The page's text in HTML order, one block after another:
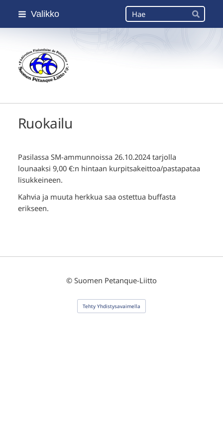
Siirry
Valikko Haku
Hae
Suomen Petanque-Liitto
Ruokailu
Pasilassa SM-ammunnoissa 26.10.2024 tarjolla
lounaaksi 9,00 €:n hintaan kurpitsakeittoa/pastapataa
lisukkeineen.
Kahvia ja muuta herkkua saa ostettua buffasta
erikseen.
© Suomen Petanque-Liitto
Tehty Yhdistysavaimella